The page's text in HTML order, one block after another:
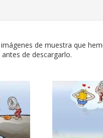
de muestra que
de descargarlo.